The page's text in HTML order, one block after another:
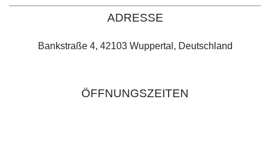
ADRESSE
Bankstraße 4, 42103 Wuppertal, Deutschland
ÖFFNUNGSZEITEN